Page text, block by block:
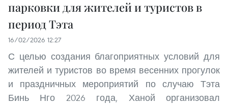
парковки для жителей и туристов в
период Тэта
16/02/2026 12:27
С целью создания благоприятных условий для
жителей и туристов во время весенних прогулок
и праздничных мероприятий по случаю Тэта
Бинь Нго 2026 года, Ханой организовал